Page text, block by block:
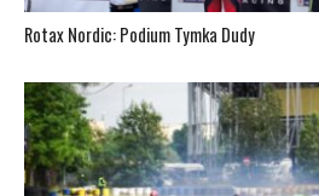
Rotax Nordic: Podium Tymka Dudy